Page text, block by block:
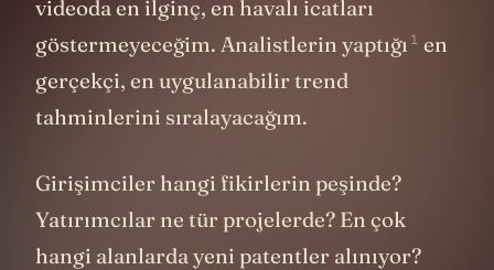
videoda en ilginç, en havalı icatları
göstermeyeceğim. Analistlerin yaptığı 1 en
gerçekçi, en uygulanabilir trend
tahminlerini sıralayacağım.
Girişimciler hangi fikirlerin peşinde?
Yatırımcılar ne tür projelerde? En çok
hangi alanlarda yeni patentler alınıyor?